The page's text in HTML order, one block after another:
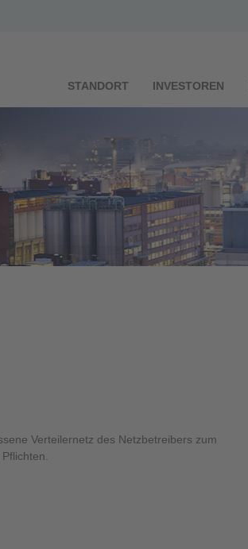
STANDORT INVESTOREN
Verteilernetz des Netzbetreibers zum